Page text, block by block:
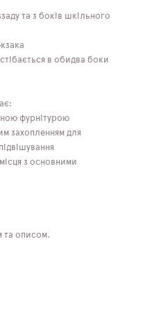
та з боків шкільного
в обидва боки
фурнітурою
захопленням для
з основними
та описом.